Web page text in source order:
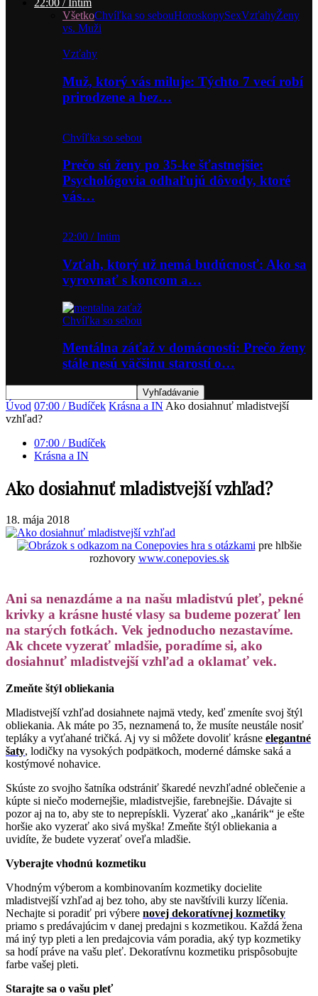
22:00 / Intim
VšetkoChvíľka so sebouHoroskopySexVzťahyŽeny
vs. Muži
Vzťahy
Muž, ktorý vás miluje: Týchto 7 vecí robí
prirodzene a bez…
Chvíľka so sebou
Prečo sú ženy po 35-ke šťastnejšie:
Psychológovia odhaľujú dôvody, ktoré
vás…
22:00 / Intim
Vzťah, ktorý už nemá budúcnosť: Ako sa
vyrovnať s koncom a…
Chvíľka so sebou
Mentálna záťaž v domácnosti: Prečo ženy
stále nesú väčšinu starostí o…
Úvod 07:00 / Budíček Krásna a IN Ako dosiahnuť mladistvejší
vzhľad?
07:00 / Budíček
Krásna a IN
Ako dosiahnuť mladistvejší vzhľad?
18. mája 2018
hra s otázkami pre hlbšie
rozhovory www.conepovies.sk
Ani sa nenazdáme a na našu mladistvú pleť, pekné
krivky a krásne husté vlasy sa budeme pozerať len
na starých fotkách. Vek jednoducho nezastavíme.
Ak chcete vyzerať mladšie, poradíme si, ako
dosiahnuť mladistvejší vzhľad a oklamať vek.
Zmeňte štýl obliekania
Mladistvejší vzhľad dosiahnete najmä vtedy, keď zmeníte svoj štýl
obliekania. Ak máte po 35, neznamená to, že musíte neustále nosiť
tepláky a vyťahané tričká. Aj vy si môžete dovoliť krásne elegantné
šaty, lodičky na vysokých podpätkoch, moderné dámske saká a
kostýmové nohavice.
Skúste zo svojho šatníka odstrániť škaredé nevzhľadné oblečenie a
kúpte si niečo modernejšie, mladistvejšie, farebnejšie. Dávajte si
pozor aj na to, aby ste to neprepískli. Vyzerať ako „kanárik“ je ešte
horšie ako vyzerať ako sivá myška! Zmeňte štýl obliekania a
uvidíte, že budete vyzerať oveľa mladšie.
Vyberajte vhodnú kozmetiku
Vhodným výberom a kombinovaním kozmetiky docielite
mladistvejší vzhľad aj bez toho, aby ste navštívili kurzy líčenia.
Nechajte si poradiť pri výbere novej dekoratívnej kozmetiky
priamo s predávajúcim v danej predajni s kozmetikou. Každá žena
má iný typ pleti a len predajcovia vám poradia, aký typ kozmetiky
sa hodí práve na vašu pleť. Dekoratívnu kozmetiku prispôsobujte
farbe vašej pleti.
Starajte sa o vašu pleť